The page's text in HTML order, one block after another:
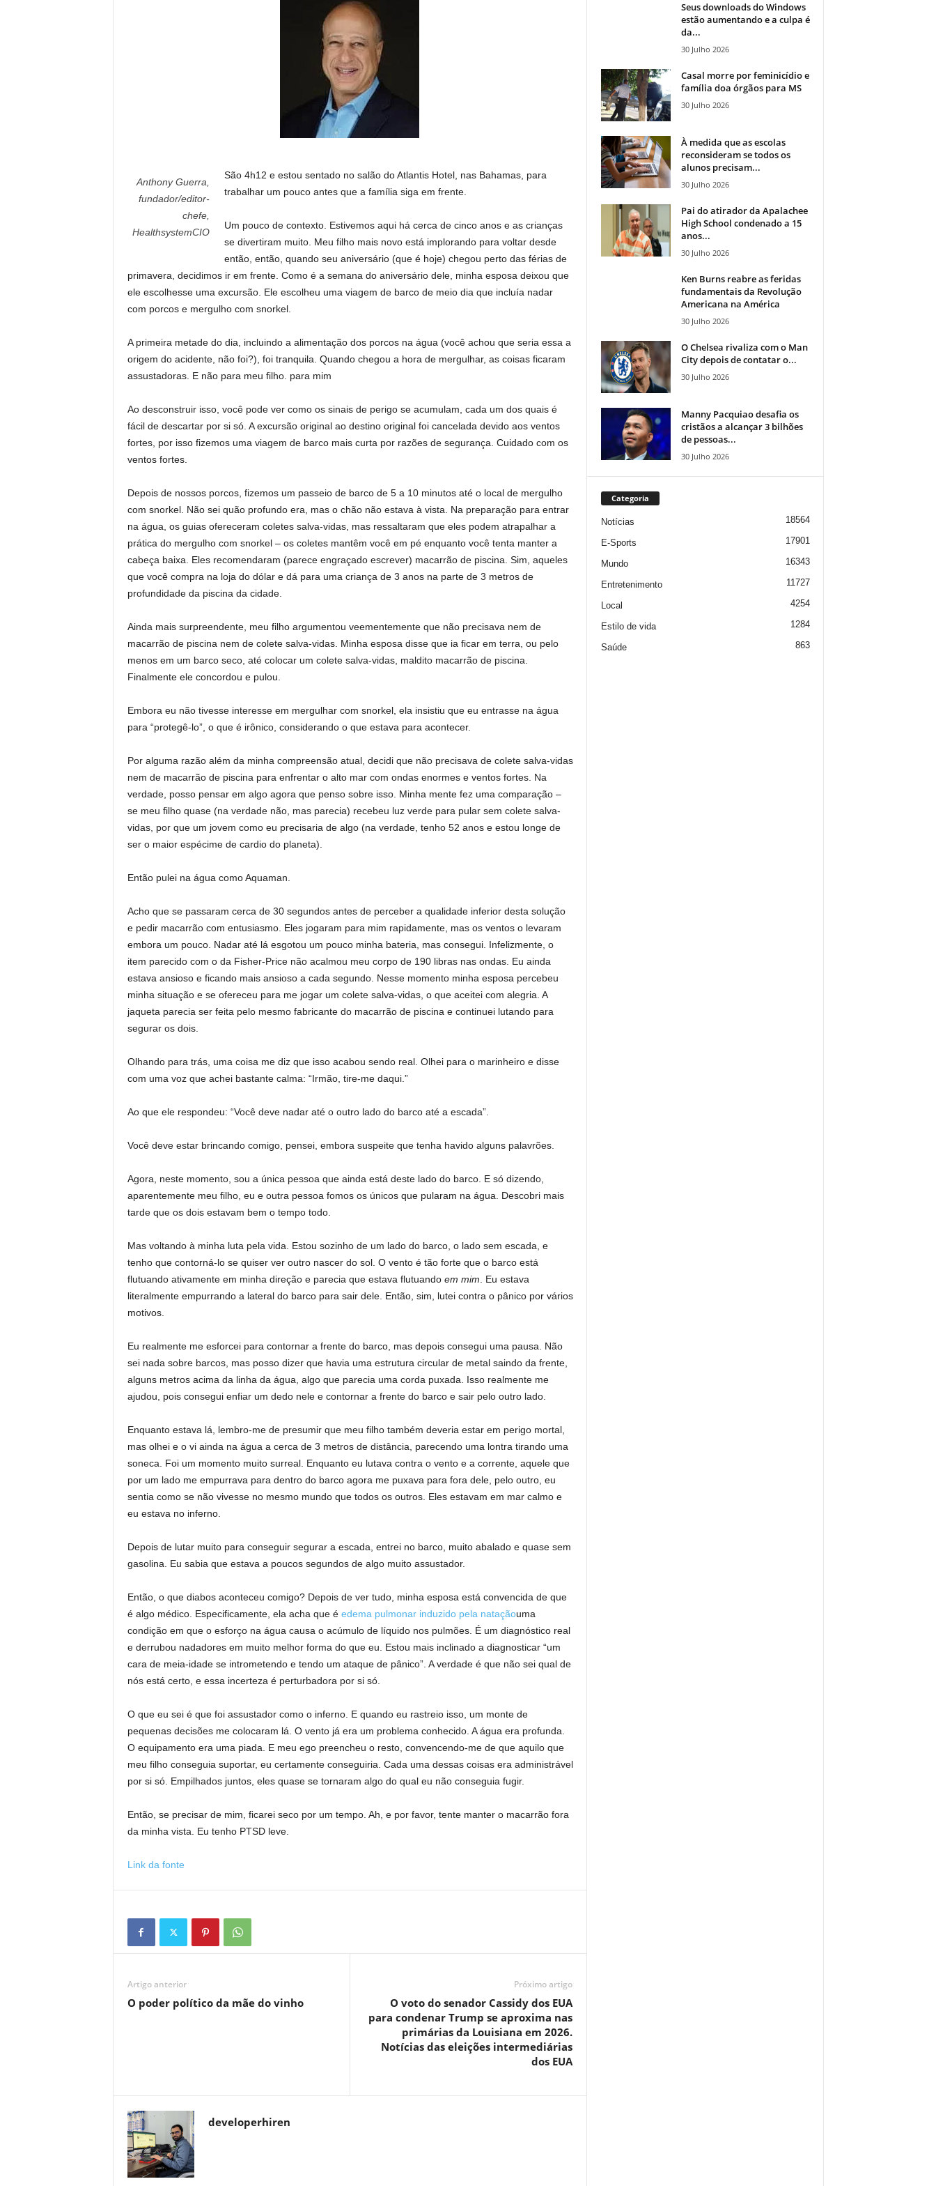
Anthony Guerra,
fundador/editor-
chefe,
HealthsystemCIO
São 4h12 e estou sentado no salão do Atlantis Hotel, nas Bahamas, para
trabalhar um pouco antes que a família siga em frente.
Um pouco de contexto. Estivemos aqui há cerca de cinco anos e as crianças
se divertiram muito. Meu filho mais novo está implorando para voltar desde
então, então, quando seu aniversário (que é hoje) chegou perto das férias de
primavera, decidimos ir em frente. Como é a semana do aniversário dele, minha esposa deixou que
ele escolhesse uma excursão. Ele escolheu uma viagem de barco de meio dia que incluía nadar
com porcos e mergulho com snorkel.
A primeira metade do dia, incluindo a alimentação dos porcos na água (você achou que seria essa a
origem do acidente, não foi?), foi tranquila. Quando chegou a hora de mergulhar, as coisas ficaram
assustadoras. E não para meu filho. para mim
Ao desconstruir isso, você pode ver como os sinais de perigo se acumulam, cada um dos quais é
fácil de descartar por si só. A excursão original ao destino original foi cancelada devido aos ventos
fortes, por isso fizemos uma viagem de barco mais curta por razões de segurança. Cuidado com os
ventos fortes.
Depois de nossos porcos, fizemos um passeio de barco de 5 a 10 minutos até o local de mergulho
com snorkel. Não sei quão profundo era, mas o chão não estava à vista. Na preparação para entrar
na água, os guias ofereceram coletes salva-vidas, mas ressaltaram que eles podem atrapalhar a
prática do mergulho com snorkel – os coletes mantêm você em pé enquanto você tenta manter a
cabeça baixa. Eles recomendaram (parece engraçado escrever) macarrão de piscina. Sim, aqueles
que você compra na loja do dólar e dá para uma criança de 3 anos na parte de 3 metros de
profundidade da piscina da cidade.
Ainda mais surpreendente, meu filho argumentou veementemente que não precisava nem de
macarrão de piscina nem de colete salva-vidas. Minha esposa disse que ia ficar em terra, ou pelo
menos em um barco seco, até colocar um colete salva-vidas, maldito macarrão de piscina.
Finalmente ele concordou e pulou.
Embora eu não tivesse interesse em mergulhar com snorkel, ela insistiu que eu entrasse na água
para “protegê-lo”, o que é irônico, considerando o que estava para acontecer.
Por alguma razão além da minha compreensão atual, decidi que não precisava de colete salva-vidas
nem de macarrão de piscina para enfrentar o alto mar com ondas enormes e ventos fortes. Na
verdade, posso pensar em algo agora que penso sobre isso. Minha mente fez uma comparação –
se meu filho quase (na verdade não, mas parecia) recebeu luz verde para pular sem colete salva-
vidas, por que um jovem como eu precisaria de algo (na verdade, tenho 52 anos e estou longe de
ser o maior espécime de cardio do planeta).
Então pulei na água como Aquaman.
Acho que se passaram cerca de 30 segundos antes de perceber a qualidade inferior desta solução
e pedir macarrão com entusiasmo. Eles jogaram para mim rapidamente, mas os ventos o levaram
embora um pouco. Nadar até lá esgotou um pouco minha bateria, mas consegui. Infelizmente, o
item parecido com o da Fisher-Price não acalmou meu corpo de 190 libras nas ondas. Eu ainda
estava ansioso e ficando mais ansioso a cada segundo. Nesse momento minha esposa percebeu
minha situação e se ofereceu para me jogar um colete salva-vidas, o que aceitei com alegria. A
jaqueta parecia ser feita pelo mesmo fabricante do macarrão de piscina e continuei lutando para
segurar os dois.
Olhando para trás, uma coisa me diz que isso acabou sendo real. Olhei para o marinheiro e disse
com uma voz que achei bastante calma: “Irmão, tire-me daqui.”
Ao que ele respondeu: “Você deve nadar até o outro lado do barco até a escada”.
Você deve estar brincando comigo, pensei, embora suspeite que tenha havido alguns palavrões.
Agora, neste momento, sou a única pessoa que ainda está deste lado do barco. E só dizendo,
aparentemente meu filho, eu e outra pessoa fomos os únicos que pularam na água. Descobri mais
tarde que os dois estavam bem o tempo todo.
Mas voltando à minha luta pela vida. Estou sozinho de um lado do barco, o lado sem escada, e
tenho que contorná-lo se quiser ver outro nascer do sol. O vento é tão forte que o barco está
flutuando ativamente em minha direção e parecia que estava flutuando em mim . Eu estava
literalmente empurrando a lateral do barco para sair dele. Então, sim, lutei contra o pânico por vários
motivos.
Eu realmente me esforcei para contornar a frente do barco, mas depois consegui uma pausa. Não
sei nada sobre barcos, mas posso dizer que havia uma estrutura circular de metal saindo da frente,
alguns metros acima da linha da água, algo que parecia uma corda puxada. Isso realmente me
ajudou, pois consegui enfiar um dedo nele e contornar a frente do barco e sair pelo outro lado.
Enquanto estava lá, lembro-me de presumir que meu filho também deveria estar em perigo mortal,
mas olhei e o vi ainda na água a cerca de 3 metros de distância, parecendo uma lontra tirando uma
soneca. Foi um momento muito surreal. Enquanto eu lutava contra o vento e a corrente, aquele que
por um lado me empurrava para dentro do barco agora me puxava para fora dele, pelo outro, eu
sentia como se não vivesse no mesmo mundo que todos os outros. Eles estavam em mar calmo e
eu estava no inferno.
Depois de lutar muito para conseguir segurar a escada, entrei no barco, muito abalado e quase sem
gasolina. Eu sabia que estava a poucos segundos de algo muito assustador.
Então, o que diabos aconteceu comigo? Depois de ver tudo, minha esposa está convencida de que
é algo médico. Especificamente, ela acha que é edema pulmonar induzido pela nataçãouma
condição em que o esforço na água causa o acúmulo de líquido nos pulmões. É um diagnóstico real
e derrubou nadadores em muito melhor forma do que eu. Estou mais inclinado a diagnosticar “um
cara de meia-idade se intrometendo e tendo um ataque de pânico”. A verdade é que não sei qual de
nós está certo, e essa incerteza é perturbadora por si só.
O que eu sei é que foi assustador como o inferno. E quando eu rastreio isso, um monte de
pequenas decisões me colocaram lá. O vento já era um problema conhecido. A água era profunda.
O equipamento era uma piada. E meu ego preencheu o resto, convencendo-me de que aquilo que
meu filho conseguia suportar, eu certamente conseguiria. Cada uma dessas coisas era administrável
por si só. Empilhados juntos, eles quase se tornaram algo do qual eu não conseguia fugir.
Então, se precisar de mim, ficarei seco por um tempo. Ah, e por favor, tente manter o macarrão fora
da minha vista. Eu tenho PTSD leve.
Link da fonte
Artigo anterior
O poder político da mãe do vinho
Próximo artigo
O voto do senador Cassidy dos EUA
para condenar Trump se aproxima nas
primárias da Louisiana em 2026.
Notícias das eleições intermediárias
dos EUA
developerhiren
Seus downloads do Windows
estão aumentando e a culpa é
da...
30 Julho 2026
Casal morre por feminicídio e
família doa órgãos para MS
30 Julho 2026
À medida que as escolas
reconsideram se todos os
alunos precisam...
30 Julho 2026
Pai do atirador da Apalachee
High School condenado a 15
anos...
30 Julho 2026
Ken Burns reabre as feridas
fundamentais da Revolução
Americana na América
30 Julho 2026
O Chelsea rivaliza com o Man
City depois de contatar o...
30 Julho 2026
Manny Pacquiao desafia os
cristãos a alcançar 3 bilhões
de pessoas...
30 Julho 2026
Categoria
Notícias 18564
E-Sports 17901
Mundo 16343
Entretenimento 11727
Local 4254
Estilo de vida 1284
Saúde 863